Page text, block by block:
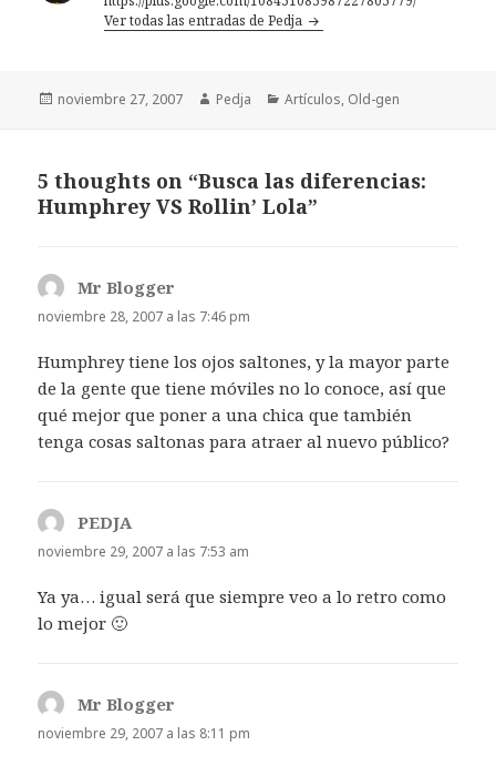
Ver todas las entradas de Pedja
Publicado
noviembre 27, 2007 Autor
Pedja Categorías
Artículos, Old-gen
5 thoughts on “Busca las diferencias:
Humphrey VS Rollin’ Lola”
Mr Blogger
noviembre 28, 2007 a las 7:46 pm
Humphrey tiene los ojos saltones, y la mayor parte
de la gente que tiene móviles no lo conoce, así que
qué mejor que poner a una chica que también
tenga cosas saltonas para atraer al nuevo público?
PEDJA
noviembre 29, 2007 a las 7:53 am
Ya ya… igual será que siempre veo a lo retro como
lo mejor 🙂
Mr Blogger
noviembre 29, 2007 a las 8:11 pm